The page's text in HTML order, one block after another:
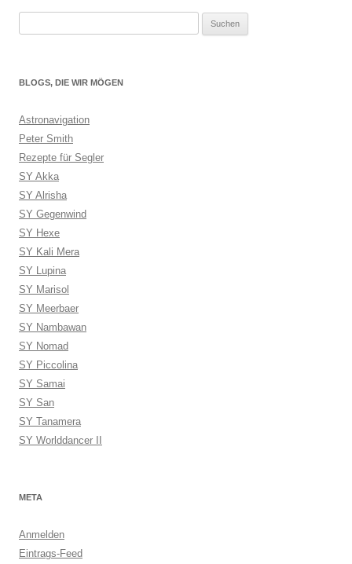
BLOGS, DIE WIR MÖGEN
Astronavigation
Peter Smith
Rezepte für Segler
SY Akka
SY Alrisha
SY Gegenwind
SY Hexe
SY Kali Mera
SY Lupina
SY Marisol
SY Meerbaer
SY Nambawan
SY Nomad
SY Piccolina
SY Samai
SY San
SY Tanamera
SY Worlddancer II
META
Anmelden
Eintrags-Feed